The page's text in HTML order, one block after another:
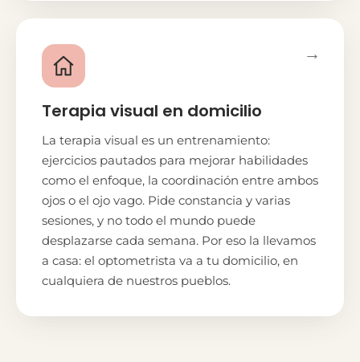
Terapia visual en domicilio
La terapia visual es un entrenamiento:
ejercicios pautados para mejorar habilidades
como el enfoque, la coordinación entre ambos
ojos o el ojo vago. Pide constancia y varias
sesiones, y no todo el mundo puede
desplazarse cada semana. Por eso la llevamos
a casa: el optometrista va a tu domicilio, en
cualquiera de nuestros pueblos.
→